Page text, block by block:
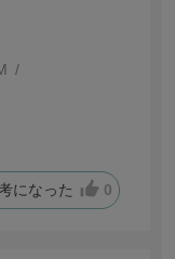
になった 0